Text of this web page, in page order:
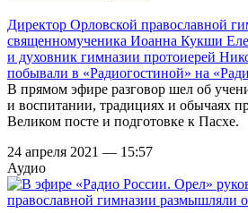
Директор Орловской православной
священномученика Иоанна Кукши
и духовник гимназии протоиерей
побывали в «Радиогостиной» на
В прямом эфире разговор шел об
и воспитании, традициях и обычаях
Великом посте и подготовке к Пасхе.
24 апреля 2021 — 15:57
Аудио